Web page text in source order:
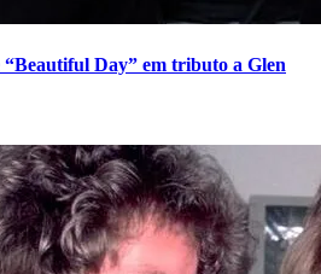
Day” em tributo a Glen